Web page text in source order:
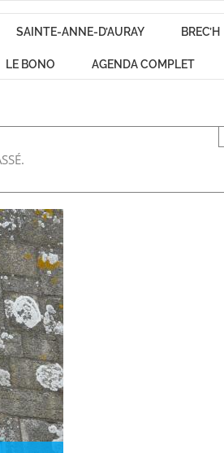
SAINTE-ANNE-D’AURAY BREC’H
LE BONO AGENDA COMPLET